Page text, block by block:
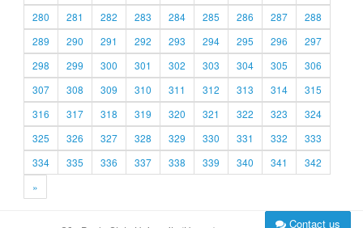
280
281 282 283 284 285 286 287
288
289
290 291 292 293 294 295 296
297
298
299 300 301 302 303 304 305
306
307
308 309 310 311 312 313 314
315
316
317 318 319 320 321 322 323
324
325
326 327 328 329 330 331 332
333
334
335 336 337 338 339 340 341
342
»
Contact us